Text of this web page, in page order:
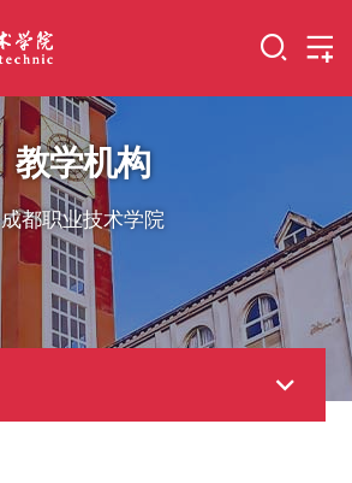
教学机构
成都职业技术学院